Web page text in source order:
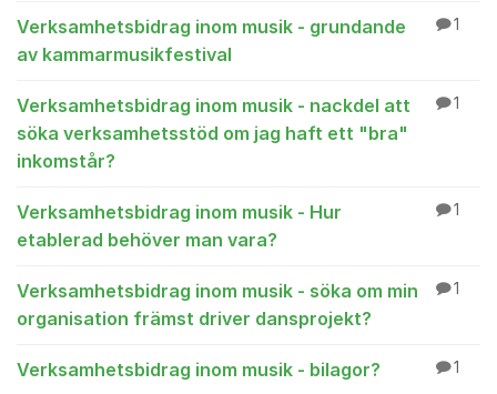
Verksamhetsbidrag inom musik - grundande
av kammarmusikfestival
1
Verksamhetsbidrag inom musik - nackdel att
söka verksamhetsstöd om jag haft ett "bra"
inkomstår?
1
Verksamhetsbidrag inom musik - Hur
etablerad behöver man vara?
1
Verksamhetsbidrag inom musik - söka om min
organisation främst driver dansprojekt?
1
Verksamhetsbidrag inom musik - bilagor? 1